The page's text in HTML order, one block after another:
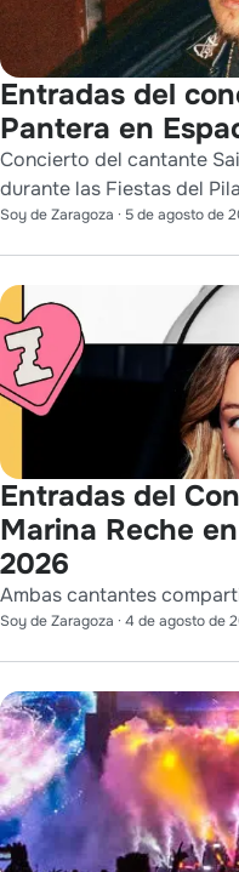
Entradas del
Pantera en
Concierto del cantante
durante las Fiestas del
Soy de Zaragoza · 5 de agosto de
Entradas del
Marina Reche
2026
Ambas cantantes
Soy de Zaragoza · 4 de agosto de